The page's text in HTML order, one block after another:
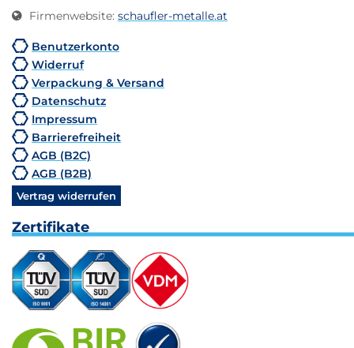
Firmenwebsite: schaufler-metalle.at
Benutzerkonto
Widerruf
Verpackung & Versand
Datenschutz
Impressum
Barrierefreiheit
AGB (B2C)
AGB (B2B)
Vertrag widerrufen
Zertifikate